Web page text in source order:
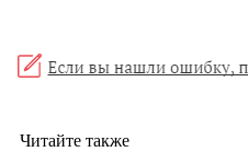
Читайте также